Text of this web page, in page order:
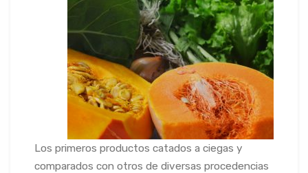
Los primeros productos catados a ciegas y
comparados con otros de diversas procedencias